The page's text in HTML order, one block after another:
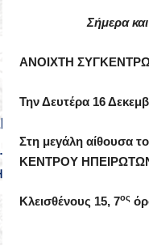
Σήμερα και
ΑΝΟΙΧΤΗ
Την Δευτέρα 16
Στη μεγάλη αίθουσα
ΚΕΝΤΡΟΥ
Κλεισθένους 15, 7ος